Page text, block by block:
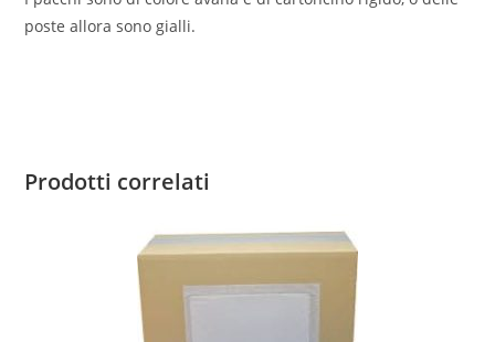
poste allora sono gialli.
Prodotti correlati